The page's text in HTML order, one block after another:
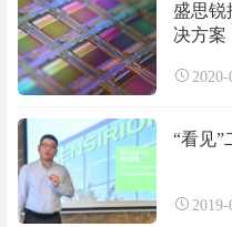
盛思锐
决方案
“看见”